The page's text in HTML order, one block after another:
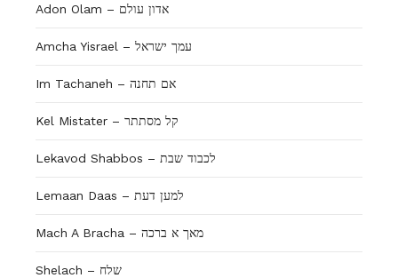
Adon Olam – אדון עולם
Amcha Yisrael – עמך ישראל
Im Tachaneh – אם תחנה
Kel Mistater – קל מסתתר
Lekavod Shabbos – לכבוד שבת
Lemaan Daas – למען דעת
Mach A Bracha – מאך א ברכה
Shelach – שלח